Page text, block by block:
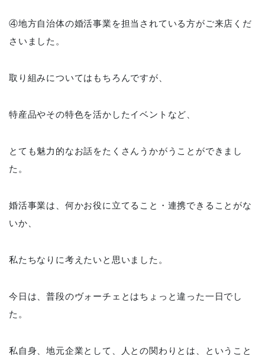
④地方自治体の婚活事業を担当されている方がご来店くだ
さいました。
取り組みについてはもちろんですが、
特産品やその特色を活かしたイベントなど、
とても魅力的なお話をたくさんうかがうことができまし
た。
婚活事業は、何かお役に立てること・連携できることがな
いか、
私たちなりに考えたいと思いました。
今日は、普段のヴォーチェとはちょっと違った一日でし
た。
私自身、地元企業として、人との関わりとは、ということ